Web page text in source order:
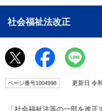
社会福祉法改正
ページ番号1004998 更新日 令
「社会福祉法等の一部を改